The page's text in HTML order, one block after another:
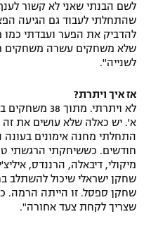
לשם הבנתי שאני לא קשור
שהתחלתי לעבוד גם הגיעה
להדביק את הפער ועבדתי
שלא משחקים עשרה משחקים
לשנייה".
אז איך ויתרת?
א'. יש כאלה שלא עושים את זה
התחלתי מחנה אימונים בעונה
חודשים. כששיחקתי הרגשתי
מיקולי, דיבאלה, הרננדס,
שחקן ישראלי שיכול להשתלב
שחקן ספסל. זו הייתה הרמה.
שצריך לקחת צעד אחורה".